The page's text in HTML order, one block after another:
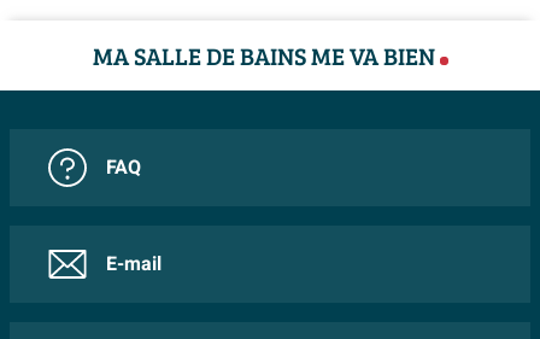
MA SALLE DE BAINS ME VA BIEN
FAQ
E-mail